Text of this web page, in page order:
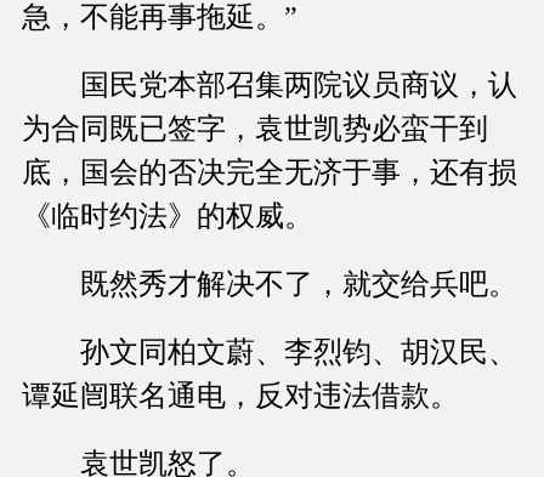
急，不能再事拖延。”
国民党本部召集两院议员商议，认
为合同既已签字，袁世凯势必蛮干到
底，国会的否决完全无济于事，还有损
《临时约法》的权威。
既然秀才解决不了，就交给兵吧。
孙文同柏文蔚、李烈钧、胡汉民、
谭延闿联名通电，反对违法借款。
袁世凯怒了。